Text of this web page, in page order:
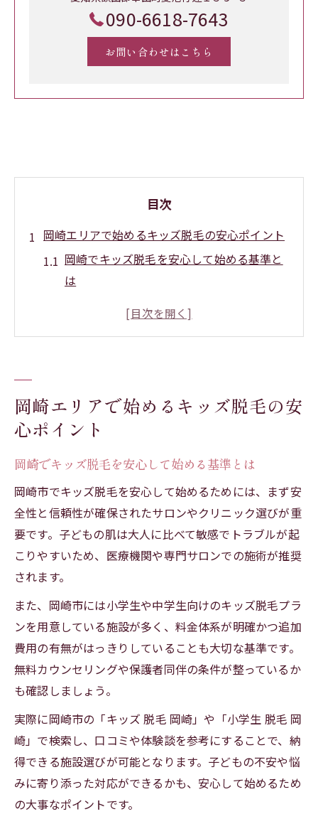
090-6618-7643
お問い合わせはこちら
目次
岡崎エリアで始めるキッズ脱毛の安心ポイント
岡崎でキッズ脱毛を安心して始める基準と
は
キッズ脱毛の安全性と信頼できる選び方の
岡崎で通いやすいキッズ脱毛サロンの特徴
保護者目線で選ぶキッズ脱毛の安心条件
キッズ脱毛は何歳から始めるのが安心か解
説
小学生のキッズ脱毛開始時期と年齢の目安
子供脱毛の最適なタイミングと年齢別注意
点
親子で納得できるキッズ脱毛の年齢選び
キッズ脱毛が岡崎で人気の理由と注意点
岡崎でキッズ脱毛が選ばれる理由と実際の
評判
キッズ脱毛を岡崎で選ぶ際の注意ポイント
人気のキッズ脱毛と他脱毛との違いを解説
岡崎のキッズ脱毛で失敗しないための比較
方法
口コミで分かるキッズ脱毛のメリットとデ
岡崎エリアで始めるキッズ脱毛の安
心ポイント
岡崎でキッズ脱毛を安心して始める基準とは
岡崎市でキッズ脱毛を安心して始めるためには、まず安
全性と信頼性が確保されたサロンやクリニック選びが重
要です。子どもの肌は大人に比べて敏感でトラブルが起
こりやすいため、医療機関や専門サロンでの施術が推奨
されます。
また、岡崎市には小学生や中学生向けのキッズ脱毛プラ
ンを用意している施設が多く、料金体系が明確かつ追加
費用の有無がはっきりしていることも大切な基準です。
無料カウンセリングや保護者同伴の条件が整っているか
も確認しましょう。
実際に岡崎市の「キッズ 脱毛 岡崎」や「小学生 脱毛 岡
崎」で検索し、口コミや体験談を参考にすることで、納
得できる施設選びが可能となります。子どもの不安や悩
みに寄り添った対応ができるかも、安心して始めるため
の大事なポイントです。